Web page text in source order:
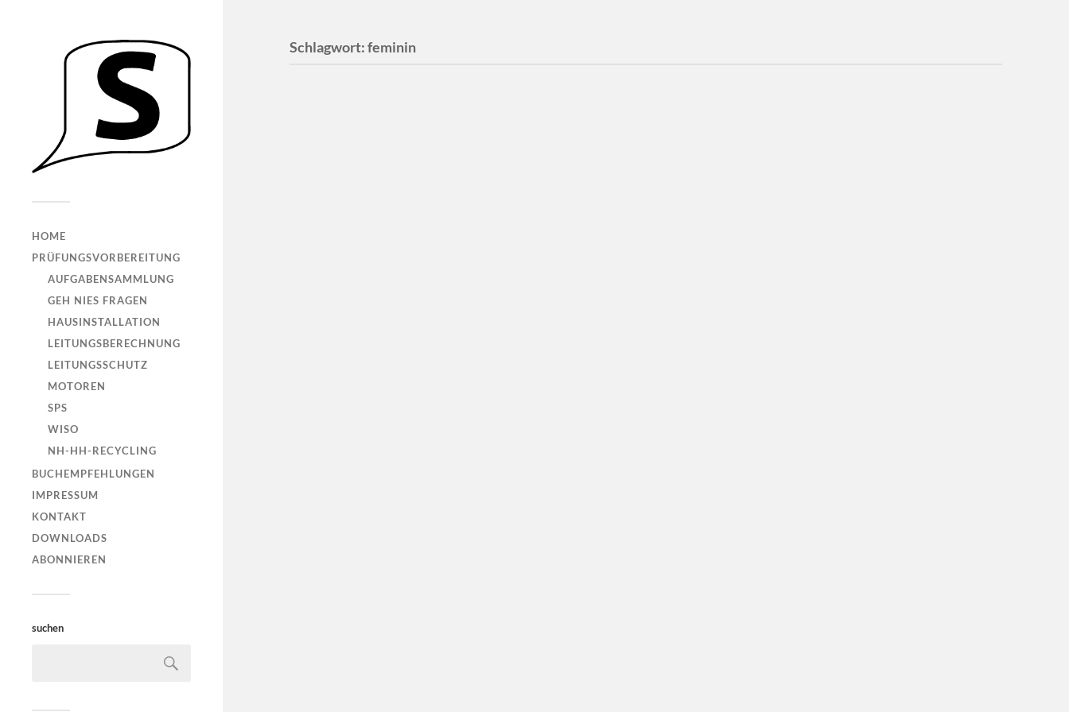
HOME
PRÜFUNGSVORBEREITUNG
AUFGABENSAMMLUNG
GEH NIES FRAGEN
HAUSINSTALLATION
LEITUNGSBERECHNUNG
LEITUNGSSCHUTZ
MOTOREN
SPS
WISO
NH-HH-RECYCLING
BUCHEMPFEHLUNGEN
IMPRESSUM
KONTAKT
DOWNLOADS
ABONNIEREN
suchen
Schlagwort:feminin